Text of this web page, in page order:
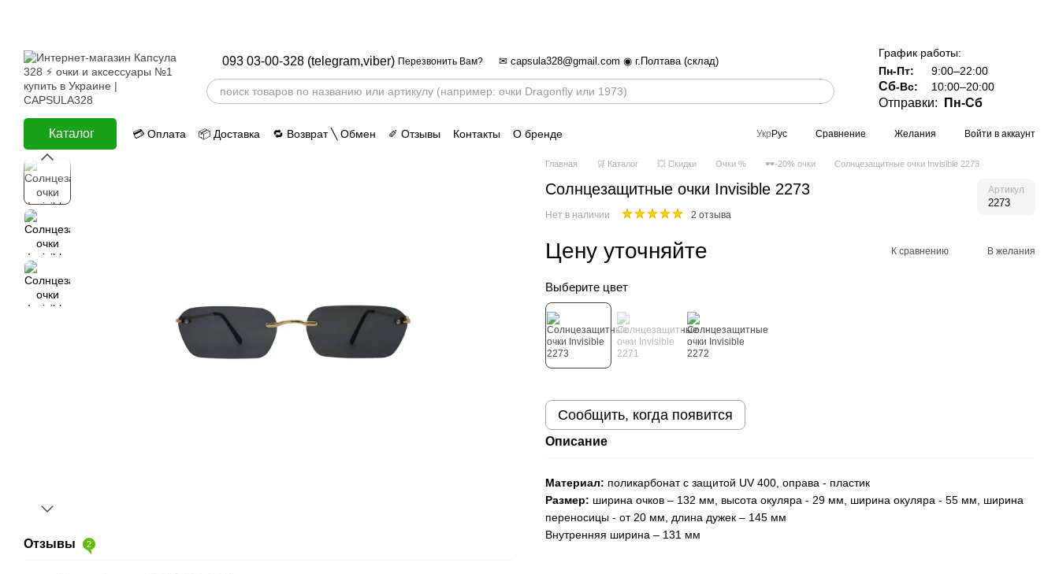
093 03-00-328 (telegram,viber) Перезвонить Вам? ✉ capsula328@gmail.com ◉ г.Полтава (склад)
График работы:
Пн-Пт:
9:00–22:00
Сб-Вс: 10:00–20:00
Отправки: Пн-Сб
Каталог 💳 Оплата 📦 Доставка 🔁 Возврат ╲ Обмен ✐ Отзывы Контакты
О бренде
Укр Рус Сравнение Желания Войти в аккаунт
Отзывы 2
Главная 🛒 Каталог 💥 Скидки Очки % 🕶-20% очки Солнцезащитные очки Invisible 2273
Солнцезащитные очки Invisible 2273 Артикул
2273
Нет в наличии 2 отзыва
Цену уточняйте К сравнению В желания
Выберите цвет
Сообщить, когда появится
Описание
Материал: поликарбонат с защитой UV 400, оправа - пластик
Размер: ширина очков – 132 мм, высота окуляра - 29 мм, ширина окуляра - 55 мм, ширина
переносицы - от 20 мм, длина дужек – 145 мм
Внутренняя ширина – 131 мм